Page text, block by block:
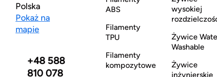
Polska
Pokaż na
mapie
+48 588
810 078
ABS
Filamenty
TPU
Filamenty
kompozytowe
wysokiej
Żywice
Washable
Żywice
inżynierskie